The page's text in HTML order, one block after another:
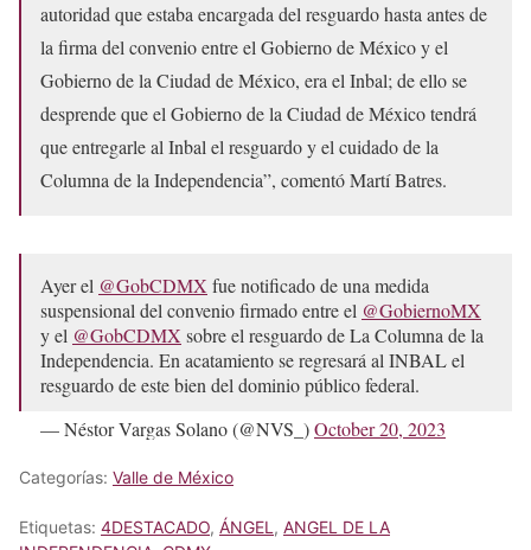
autoridad que estaba encargada del resguardo hasta antes de
la firma del convenio entre el Gobierno de México y el
Gobierno de la Ciudad de México, era el Inbal; de ello se
desprende que el Gobierno de la Ciudad de México tendrá
que entregarle al Inbal el resguardo y el cuidado de la
Columna de la Independencia”, comentó Martí Batres.
Ayer el @GobCDMX fue notificado de una medida
suspensional del convenio firmado entre el @GobiernoMX
y el @GobCDMX sobre el resguardo de La Columna de la
Independencia. En acatamiento se regresará al INBAL el
resguardo de este bien del dominio público federal.
— Néstor Vargas Solano (@NVS_)October 20, 2023
Categorías: Valle de México
Etiquetas: 4DESTACADO, ÁNGEL, ANGEL DE LA